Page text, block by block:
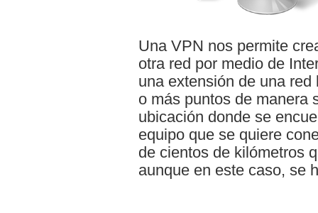
Una VPN nos permite
otra red por medio de
una extensión de una
o más puntos de manera
ubicación donde se
equipo que se quiere
de cientos de kilómetros
aunque en este caso, se